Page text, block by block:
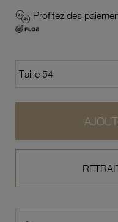
Profitez des